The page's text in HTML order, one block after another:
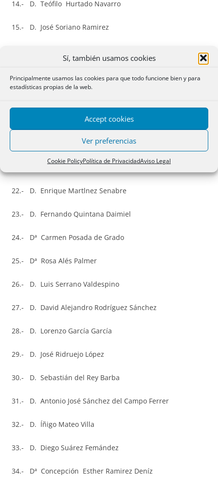
Sí, también usamos cookies
Principalmente usamos las cookies para que todo funcione bien y para
estadísticas propias de la web.
Accept cookies
Ver preferencias
Cookie PolicyPolítica de PrivacidadAviso Legal
14.- D. Teófilo Hurtado Navarro
15.- D. José Soriano Ramirez
17.- Dª Blanca María Gimeno Quintana
19.- Dª María Dolores de Paz Sánchez
20.- Dª María Sonsoles Montero García-Siso
21.- Dª María Teresa López Ruiz
22.- D. Enrique Martlnez Senabre
23.- D. Fernando Quintana Daimiel
24.- Dª Carmen Posada de Grado
25.- Dª Rosa Alés Palmer
26.- D. Luis Serrano Valdespino
27.- D. David Alejandro Rodríguez Sánchez
28.- D. Lorenzo García García
29.- D. José Ridruejo López
30.- D. Sebastián del Rey Barba
31.- D. Antonio José Sánchez del Campo Ferrer
32.- D. Íñigo Mateo Villa
33.- D. Diego Suárez Femández
34.- Dª Concepción Esther Ramirez Deníz